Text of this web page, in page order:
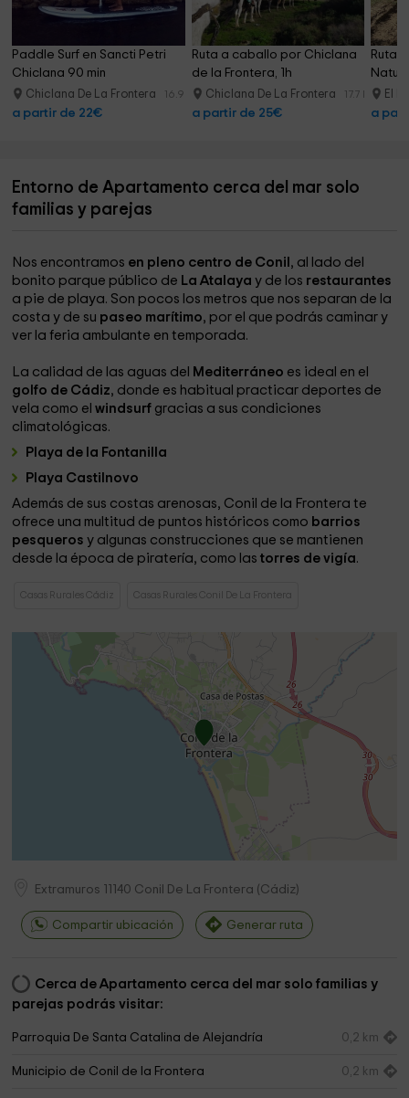
Paddle Surf en Sancti Petri
Chiclana 90 min
Chiclana De La Frontera 16.9 km
a partir de 22€
Ruta a caballo por Chiclana
de la Frontera, 1h
Chiclana De La Frontera 17.7 km
a partir de 25€
Ruta
El
a
Entorno de Apartamento cerca del mar solo
familias y parejas
Nos encontramos en pleno centro de Conil , al lado del
bonito parque público de La Atalaya y de los restaurantes
a pie de playa. Son pocos los metros que nos separan de la
costa y de su paseo marítimo, por el que podrás caminar y
ver la feria ambulante en temporada.
La calidad de las aguas del Mediterráneo es ideal en el
golfo de Cádiz, donde es habitual practicar deportes de
vela como elwindsurf gracias a sus condiciones
climatológicas.
Playa de la Fontanilla
Playa Castilnovo
Además de sus costas arenosas, Conil de la Frontera te
ofrece una multitud de puntos históricos como barrios
pesqueros y algunas construcciones que se mantienen
desde la época de piratería, como lastorres de vigía.
Casas Rurales Cádiz Casas Rurales Conil De La Frontera
Extramuros 11140 Conil De La Frontera (Cádiz)
Compartir ubicación Generar ruta
Cerca de Apartamento cerca del mar solo familias y
parejas podrás visitar:
Parroquia De Santa Catalina de Alejandría 0,2 km
Municipio de Conil de la Frontera 0,2 km